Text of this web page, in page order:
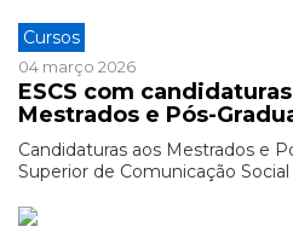
Cursos
04 março 2026
ESCS com
Mestrados e Pós-
Candidaturas aos Mestrados e
Superior de Comunicação Social